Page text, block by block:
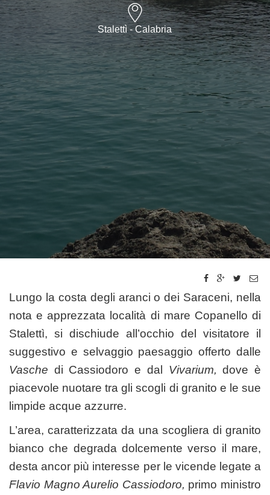
Stalettì - Calabria
Lungo la costa degli aranci o dei Saraceni, nella
nota e apprezzata località di mare Copanello di
Stalettì, si dischiude all’occhio del visitatore il
suggestivo e selvaggio paesaggio offerto dalle
Vasche di Cassiodoro e dal Vivarium,dove è
piacevole nuotare tra gli scogli di granito e le sue
limpide acque azzurre.
L’area, caratterizzata da una scogliera di granito
bianco che degrada dolcemente verso il mare,
desta ancor più interesse per le vicende legate a
Flavio Magno Aurelio Cassiodoro, primo ministro